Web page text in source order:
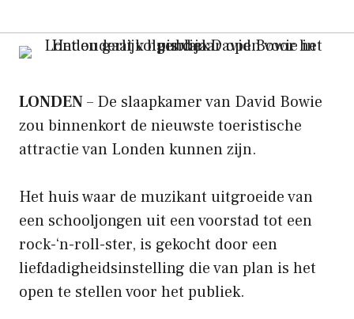
LONDEN– De slaapkamer van David Bowie
zou binnenkort de nieuwste toeristische
attractie van Londen kunnen zijn.
Het huis waar de muzikant uitgroeide van
een schooljongen uit een voorstad tot een
rock-‘n-roll-ster, is gekocht door een
liefdadigheidsinstelling die van plan is het
open te stellen voor het publiek.